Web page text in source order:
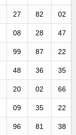
27 82 02
08 28 47
99 87 22
48 36 35
20 02 66
09 35 22
96 81 38